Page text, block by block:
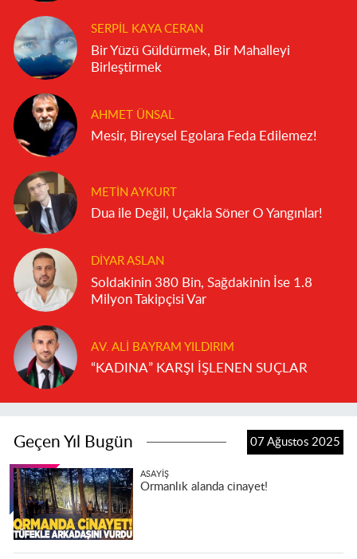
SERPIL KAYA CERAN
Bir Yüzü Güldürmek, Bir Mahalleyi
Birleştirmek
AHMET ÜNSAL
Mesir, Bireysel Egolara Feda Edilemez!
METIN AYKURT
Dua ile Değil, Uçakla Söner O Yangınlar!
DIYAR ASLAN
Soldakinin 380 Bin, Sağdakinin İse 1.8
Milyon Takipçisi Var
AV. ALI BAYRAM YILDIRIM
“KADINA” KARŞI İŞLENEN SUÇLAR
Geçen Yıl Bugün 07 Ağustos 2025
ASAYIŞ
Ormanlık alanda cinayet!